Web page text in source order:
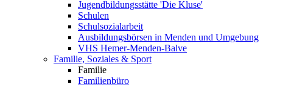
Jugendbildungsstätte 'Die Kluse'
Schulen
Schulsozialarbeit
Ausbildungsbörsen in Menden und Umgebung
VHS Hemer-Menden-Balve
Familie, Soziales & Sport
Familie
Familienbüro